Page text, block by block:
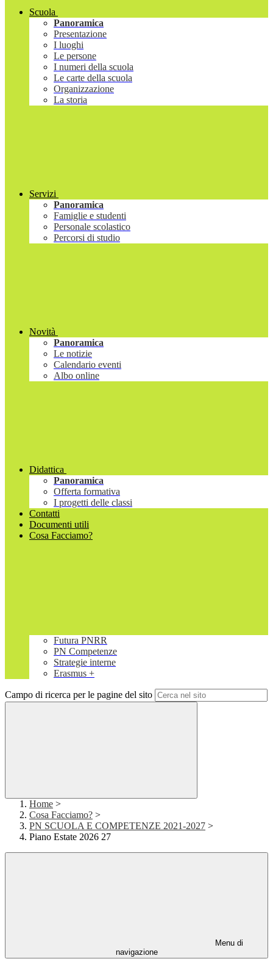
Scuola
Panoramica
Presentazione
I luoghi
Le persone
I numeri della scuola
Le carte della scuola
Organizzazione
La storia
Servizi
Panoramica
Famiglie e studenti
Personale scolastico
Percorsi di studio
Novità
Panoramica
Le notizie
Calendario eventi
Albo online
Didattica
Panoramica
Offerta formativa
I progetti delle classi
Contatti
Documenti utili
Cosa Facciamo?
Futura PNRR
PN Competenze
Strategie interne
Erasmus +
Campo di ricerca per le pagine del sito
Home >
Cosa Facciamo? >
PN SCUOLA E COMPETENZE 2021-2027 >
Piano Estate 2026 27
Menu di
navigazione